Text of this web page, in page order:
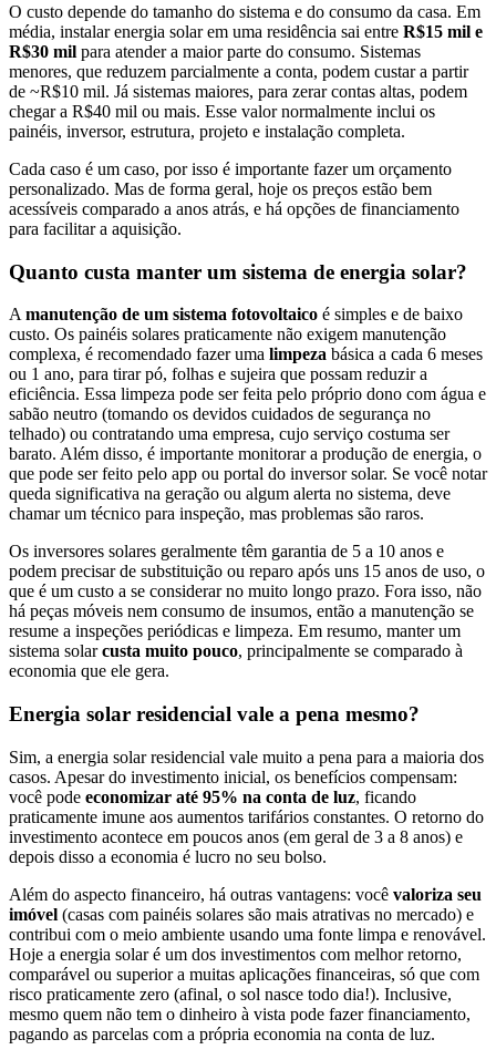
O custo depende do tamanho do sistema e do consumo da casa. Em
média, instalar energia solar em uma residência sai entre R$15 mil e
R$30 mil para atender a maior parte do consumo. Sistemas
menores, que reduzem parcialmente a conta, podem custar a partir
de ~R$10 mil. Já sistemas maiores, para zerar contas altas, podem
chegar a R$40 mil ou mais. Esse valor normalmente inclui os
painéis, inversor, estrutura, projeto e instalação completa.
Cada caso é um caso, por isso é importante fazer um orçamento
personalizado. Mas de forma geral, hoje os preços estão bem
acessíveis comparado a anos atrás, e há opções de financiamento
para facilitar a aquisição.
Quanto custa manter um sistema de energia solar?
A manutenção de um sistema fotovoltaico é simples e de baixo
custo. Os painéis solares praticamente não exigem manutenção
complexa, é recomendado fazer uma limpeza básica a cada 6 meses
ou 1 ano, para tirar pó, folhas e sujeira que possam reduzir a
eficiência. Essa limpeza pode ser feita pelo próprio dono com água e
sabão neutro (tomando os devidos cuidados de segurança no
telhado) ou contratando uma empresa, cujo serviço costuma ser
barato. Além disso, é importante monitorar a produção de energia, o
que pode ser feito pelo app ou portal do inversor solar. Se você notar
queda significativa na geração ou algum alerta no sistema, deve
chamar um técnico para inspeção, mas problemas são raros.
Os inversores solares geralmente têm garantia de 5 a 10 anos e
podem precisar de substituição ou reparo após uns 15 anos de uso, o
que é um custo a se considerar no muito longo prazo. Fora isso, não
há peças móveis nem consumo de insumos, então a manutenção se
resume a inspeções periódicas e limpeza. Em resumo, manter um
sistema solarcusta muito pouco, principalmente se comparado à
economia que ele gera.
Energia solar residencial vale a pena mesmo?
Sim, a energia solar residencial vale muito a pena para a maioria dos
casos. Apesar do investimento inicial, os benefícios compensam:
você pode economizar até 95% na conta de luz, ficando
praticamente imune aos aumentos tarifários constantes. O retorno do
investimento acontece em poucos anos (em geral de 3 a 8 anos) e
depois disso a economia é lucro no seu bolso.
Além do aspecto financeiro, há outras vantagens: você valoriza seu
imóvel (casas com painéis solares são mais atrativas no mercado) e
contribui com o meio ambiente usando uma fonte limpa e renovável.
Hoje a energia solar é um dos investimentos com melhor retorno,
comparável ou superior a muitas aplicações financeiras, só que com
risco praticamente zero (afinal, o sol nasce todo dia!). Inclusive,
mesmo quem não tem o dinheiro à vista pode fazer financiamento,
pagando as parcelas com a própria economia na conta de luz.